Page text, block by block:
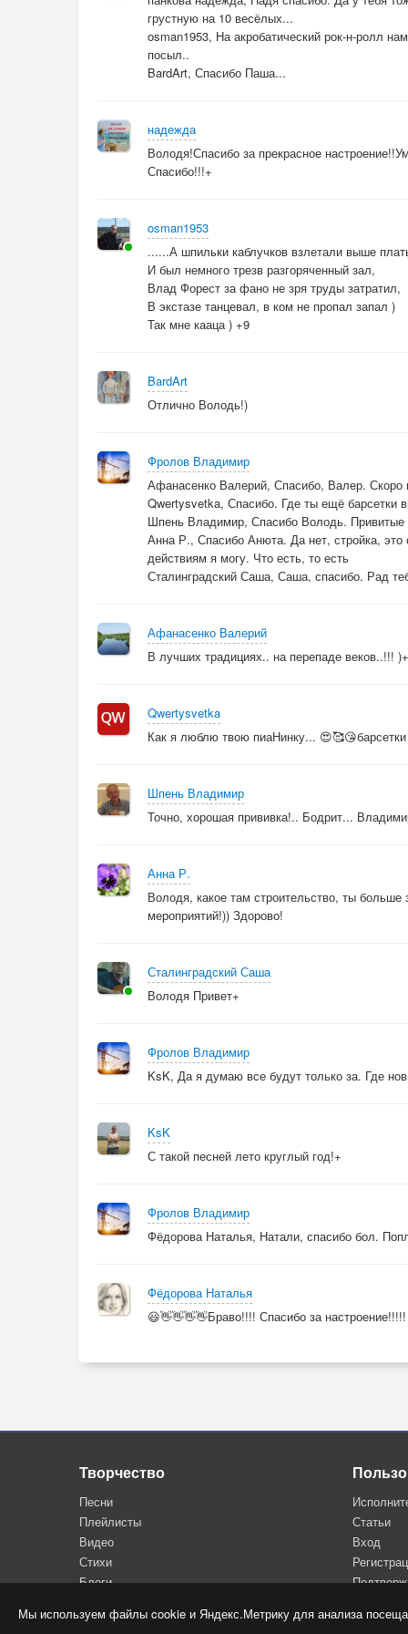
Мы используем файлы cookie и Яндекс.Метрику для анализа
Разгоняем тоску, жжём сухую листву,
Рок-н-ролльное лето хотим, гоним прочь
грустную на 10 весёлых...
osman1953, На акробатический рок-н-ролл
посыл..
BardArt, Спасибо Паша...
надежда
Володя!Спасибо за прекрасное
Спасибо!!!+
osman1953
......А шпильки каблучков взлетали выше
И был немного трезв разгоряченный зал,
Влад Форест за фано не зря труды затратил,
В экстазе танцевал, в ком не пропал запал )
Так мне кааца ) +9
BardArt
Отлично Володь!)
Фролов Владимир
Афанасенко Валерий, Спасибо, Валер. Скоро
Qwertysvetka, Спасибо. Где ты ещё
Шпень Владимир, Спасибо Володь.
Анна Р., Спасибо Анюта. Да нет, стройка, это
действиям я могу. Что есть, то есть
Сталинградский Саша, Саша, спасибо. Рад
Афанасенко Валерий
В лучших традициях.. на перепаде веков..!!!
Qwertysvetka
Как я люблю твою пиаНинку...
Шпень Владимир
Точно, хорошая прививка!.. Бодрит...
Анна Р.
Володя, какое там строительство, ты
мероприятий!)) Здорово!
Сталинградский Саша
Володя Привет+
Фролов Владимир
KsK, Да я думаю все будут только за. Где
KsK
С такой песней лето круглый год!+
Фролов Владимир
Фёдорова Наталья, Натали, спасибо бол.
Фёдорова Наталья
😃👋👋👋👋Браво!!!! Спасибо за
Творчество
Песни
Плейлисты
Видео
Стихи
Блоги
Статьи
Вход